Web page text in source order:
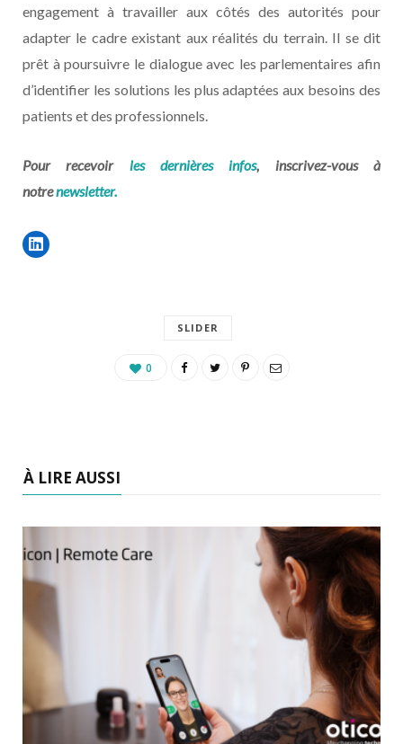
engagement à travailler aux côtés des autorités pour
adapter le cadre existant aux réalités du terrain. Il se dit
prêt à poursuivre le dialogue avec les parlementaires afin
d’identifier les solutions les plus adaptées aux besoins des
patients et des professionnels.
Pour recevoir les dernières infos, inscrivez-vous à
notrenewsletter.
SLIDER
0
À LIRE AUSSI